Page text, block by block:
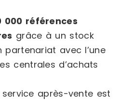
000 références
grâce à un stock
partenariat avec l’une
centrales d’achats
après-vente est